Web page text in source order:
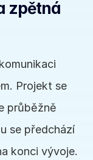
zpětná
Projekt se
průběžně
se předchází
konci vývoje.